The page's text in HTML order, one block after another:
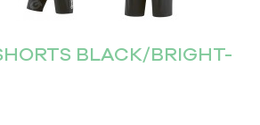
BLACK/BRIGHT-